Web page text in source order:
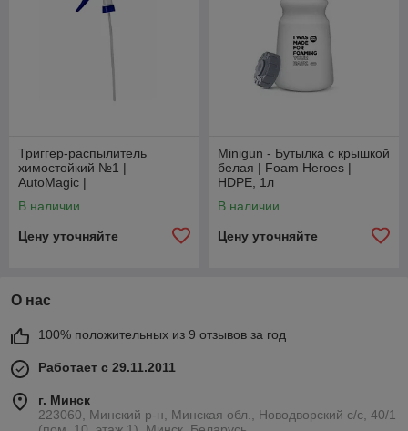
Триггер-распылитель
химостойкий №1 |
AutoMagic |
В наличии
Цену уточняйте
Minigun - Бутылка c крышкой
белая | Foam Heroes |
HDPE, 1л
В наличии
Цену уточняйте
О нас
100% положительных из 9 отзывов за год
Работает с 29.11.2011
г. Минск
223060, Минский р-н, Минская обл., Новодворский с/с, 40/1